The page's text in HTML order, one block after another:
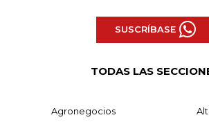
SUSCRÍBASE
TODAS LAS
Agronegocios